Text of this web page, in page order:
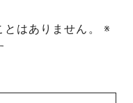
はありません。
※